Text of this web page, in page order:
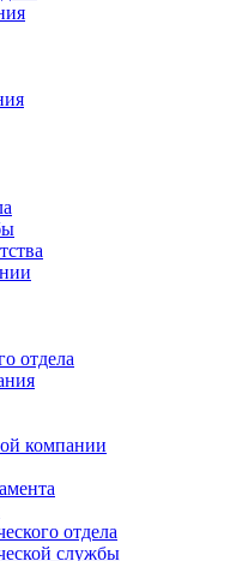
отдела
компании
отдела
службы